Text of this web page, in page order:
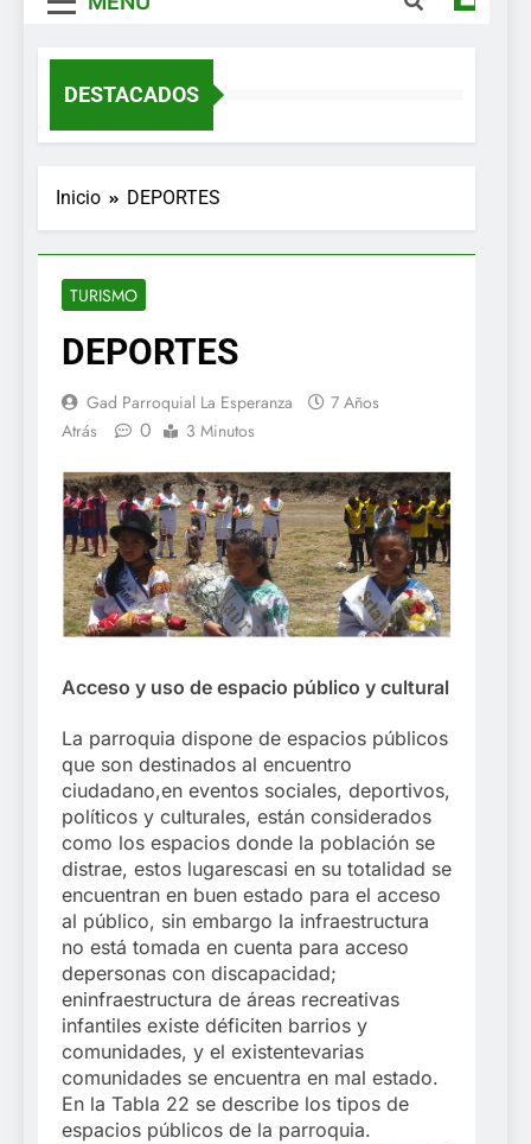
DESTACADOS
Inicio DEPORTES
TURISMO
DEPORTES
Gad Parroquial La Esperanza
7 Años
Atrás
0 3 Minutos
Acceso y uso de espacio público y cultural
La parroquia dispone de espacios públicos
que son destinados al encuentro
ciudadano,en eventos sociales, deportivos,
políticos y culturales, están considerados
como los espacios donde la población se
distrae, estos lugarescasi en su totalidad se
encuentran en buen estado para el acceso
al público, sin embargo la infraestructura
no está tomada en cuenta para acceso
depersonas con discapacidad;
eninfraestructura de áreas recreativas
infantiles existe déficiten barrios y
comunidades, y el existentevarias
comunidades se encuentra en mal estado.
En la Tabla 22 se describe los tipos de
espacios públicos de la parroquia.